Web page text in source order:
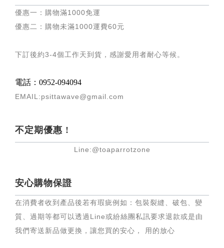
優惠一：購物滿1000免運
優惠二：購物未滿1000運費60元
下訂後約3-4個工作天到貨，感謝愛用者耐心等候 。
電話：0952-094094
EMAIL:psittawave@gmail.com
不定期優惠 !
Line:@toaparrotzone
安心購物保證
在消費者收到產品後若有瑕疵例如：包裝裂縫、破包、變
質、過期等都可以透過Line或紛絲團私訊要求退款或是由
我們寄送新品做更換，讓您買的安心， 用的放心